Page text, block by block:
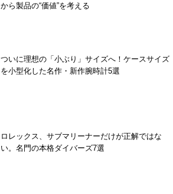
から製品の“価値”を考える
ついに理想の「小ぶり」サイズへ！ケースサイズ
を小型化した名作・新作腕時計5選
ロレックス、サブマリーナーだけが正解ではな
い。名門の本格ダイバーズ7選